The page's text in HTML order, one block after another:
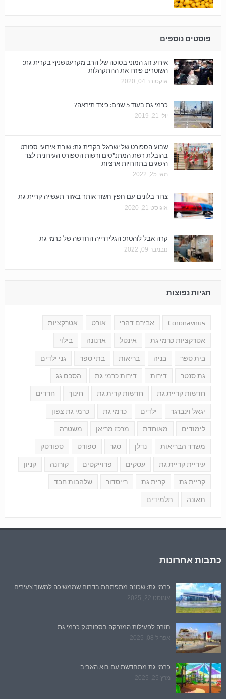
פוסטים נוספים
אירוע חג המוני בסוכה של הרב מקרעטשניף בקרית גת:
השוטרים פיזרו את ההתקהלות
אוקטובר 04, 2020
כרמי גת בעוד 5 שנים: כיצד תיראה?
יולי 21, 2019
שבוע הספורט של ישראל בקרית גת: שורת אירועי ספורט
בהובלת רשת המתנ"סים ורשות הספורט העירונית לצד
הישגים בתחרויות ארציות
מאי 25, 2022
צרור בלונים עם חפץ חשוד אותר באזור תעשייה קריית גת
אוגוסט 21, 2020
קרה אבל לוהטת: הגלידרייה החדשה של כרמי גת
נובמבר 09, 2022
תגיות נפוצות
Coronavirus אבירם דהרי אורט אטרקציות
אטרקציות כרמי גת אינטל ארנונה בילוי
בית ספר בניה בריאות בתי ספר גני ילדים
גת סנטר דירות דירות כרמי גת הסכם גג
חדשות קריית גת חדשות קרית גת חינוך חרדים
יגאל וינברגר ילדים כרמי גת כרמי גת צפון
לימודים מאוחדת מרכז מריאן משטרה
משרד הבריאות נדלן סגר ספורט ספורטק
עיריית קריית גת עסקים פרוייקטים קורונה קניון
קריית גת קרית גת רייסדור שלהבות חבד
תאונה תלמידים
כתבות אחרונות
כרמי גת: שכונה מתפתחת בדרום שממשיכה למשוך צעירים
אוגוסט 22, 2025
חזרה לפעילות המזרקה בספורטק כרמי גת
אפריל 08, 2025
כרמי גת מתחדשת עם בוא האביב
מרץ 25, 2025